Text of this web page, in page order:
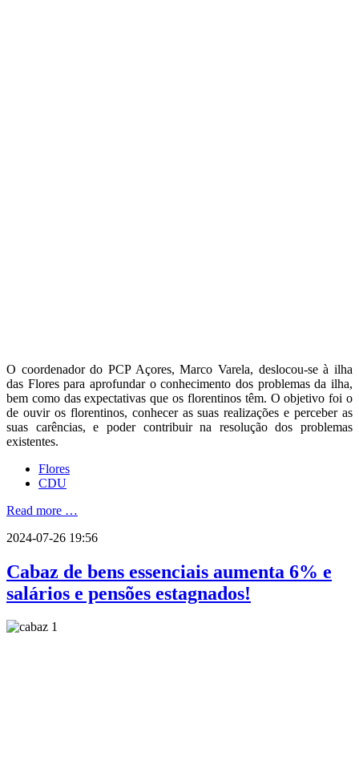
O coordenador do PCP Açores, Marco Varela, deslocou-se à ilha
das Flores para aprofundar o conhecimento dos problemas da ilha,
bem como das expectativas que os florentinos têm. O objetivo foi o
de ouvir os florentinos, conhecer as suas realizações e perceber as
suas carências, e poder contribuir na resolução dos problemas
existentes.
Flores
CDU
Read more …
2024-07-26 19:56
Cabaz de bens essenciais aumenta 6% e
salários e pensões estagnados!